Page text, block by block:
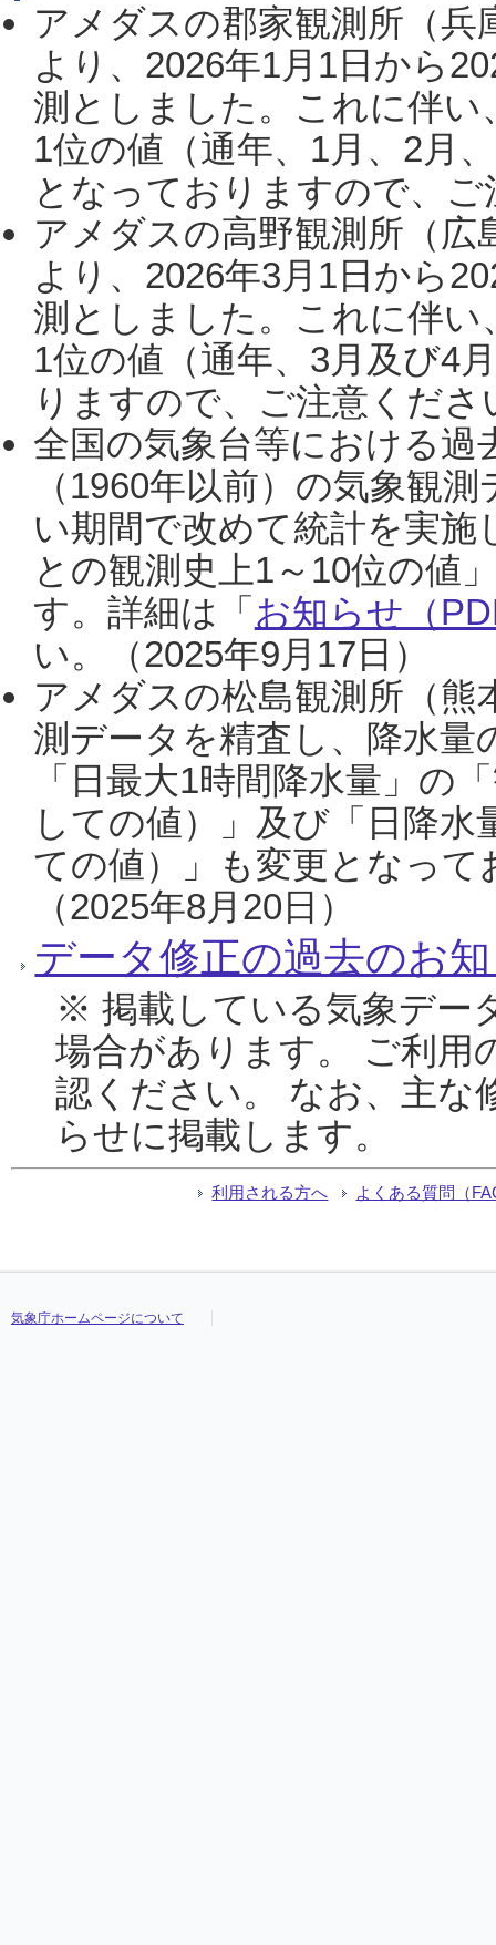
アメダスの郡家観測所（
より、2026年1月1日から
測としました。これに伴い
1位の値（通年、1月、2月
となっておりますので、
アメダスの高野観測所（
より、2026年3月1日から
測としました。これに伴い
1位の値（通年、3月及び4
りますので、ご注意くだ
全国の気象台等における過
（1960年以前）の気象観
い期間で改めて統計を実
との観測史上1～10位の値
す。詳細は「 お知らせ（
い。（2025年9月17日）
アメダスの松島観測所（熊
測データを精査し、降水
「日最大1時間降水量」の
しての値）」及び「日降
ての値）」も変更となっ
（2025年8月20日）
データ修正の過去のお
※ 掲載している気象デー
場合があります。 ご利用
認ください。 なお、主な
らせに掲載します。
利用される方へ よくある質問（
気象庁ホームページについて